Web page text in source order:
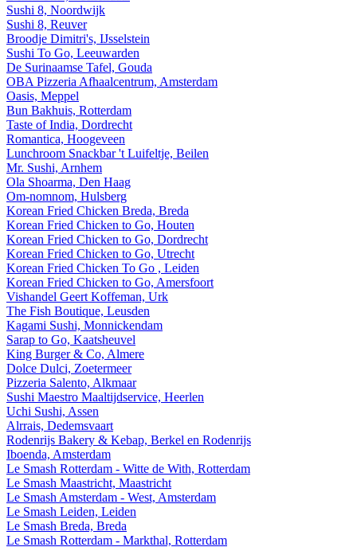
Sushi 8, Noordwijk
Sushi 8, Reuver
Broodje Dimitri's, IJsselstein
Sushi To Go, Leeuwarden
De Surinaamse Tafel, Gouda
OBA Pizzeria Afhaalcentrum, Amsterdam
Oasis, Meppel
Bun Bakhuis, Rotterdam
Taste of India, Dordrecht
Romantica, Hoogeveen
Lunchroom Snackbar 't Luifeltje, Beilen
Mr. Sushi, Arnhem
Ola Shoarma, Den Haag
Om-nomnom, Hulsberg
Korean Fried Chicken Breda, Breda
Korean Fried Chicken to Go, Houten
Korean Fried Chicken to Go, Dordrecht
Korean Fried Chicken to Go, Utrecht
Korean Fried Chicken To Go , Leiden
Korean Fried Chicken to Go, Amersfoort
Vishandel Geert Koffeman, Urk
The Fish Boutique, Leusden
Kagami Sushi, Monnickendam
Sarap to Go, Kaatsheuvel
King Burger & Co, Almere
Dolce Dulci, Zoetermeer
Pizzeria Salento, Alkmaar
Sushi Maestro Maaltijdservice, Heerlen
Uchi Sushi, Assen
Alrrais, Dedemsvaart
Rodenrijs Bakery & Kebap, Berkel en Rodenrijs
Iboenda, Amsterdam
Le Smash Rotterdam - Witte de With, Rotterdam
Le Smash Maastricht, Maastricht
Le Smash Amsterdam - West, Amsterdam
Le Smash Leiden, Leiden
Le Smash Breda, Breda
Le Smash Rotterdam - Markthal, Rotterdam